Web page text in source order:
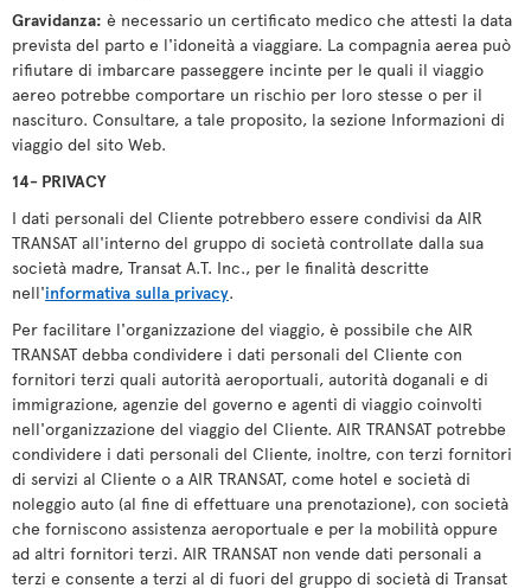
Gravidanza: è necessario un certificato medico che attesti la data
prevista del parto e l'idoneità a viaggiare. La compagnia aerea può
rifiutare di imbarcare passeggere incinte per le quali il viaggio
aereo potrebbe comportare un rischio per loro stesse o per il
nascituro. Consultare, a tale proposito, la sezione Informazioni di
viaggio del sito Web.
14- PRIVACY
I dati personali del Cliente potrebbero essere condivisi da AIR
TRANSAT all'interno del gruppo di società controllate dalla sua
società madre, Transat A.T. Inc., per le finalità descritte
nell'informativa sulla privacy.
Per facilitare l'organizzazione del viaggio, è possibile che AIR
TRANSAT debba condividere i dati personali del Cliente con
fornitori terzi quali autorità aeroportuali, autorità doganali e di
immigrazione, agenzie del governo e agenti di viaggio coinvolti
nell'organizzazione del viaggio del Cliente. AIR TRANSAT potrebbe
condividere i dati personali del Cliente, inoltre, con terzi fornitori
di servizi al Cliente o a AIR TRANSAT, come hotel e società di
noleggio auto (al fine di effettuare una prenotazione), con società
che forniscono assistenza aeroportuale e per la mobilità oppure
ad altri fornitori terzi. AIR TRANSAT non vende dati personali a
terzi e consente a terzi al di fuori del gruppo di società di Transat